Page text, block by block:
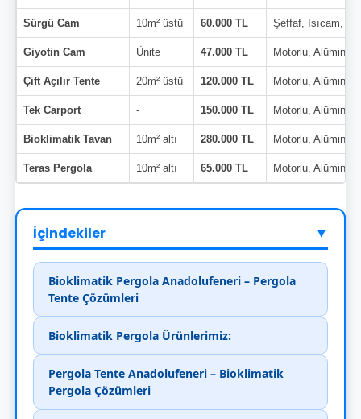
Sürgü Cam 10m² üstü 60.000 TL Şeffaf, Isıcam,
Giyotin Cam Ünite 47.000 TL Motorlu,
Çift Açılır Tente 20m² üstü 120.000 TL Motorlu,
Tek Carport - 150.000 TL Motorlu,
Bioklimatik Tavan 10m² altı 280.000 TL Motorlu,
Teras Pergola 10m² altı 65.000 TL Motorlu,
İçindekiler ▼
Bioklimatik Pergola Anadolufeneri – Pergola
Tente Çözümleri
Bioklimatik Pergola Ürünlerimiz:
Pergola Tente Anadolufeneri – Bioklimatik
Pergola Çözümleri